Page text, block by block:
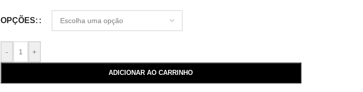
OPÇÕES:
- +
ADICIONAR AO CARRINHO